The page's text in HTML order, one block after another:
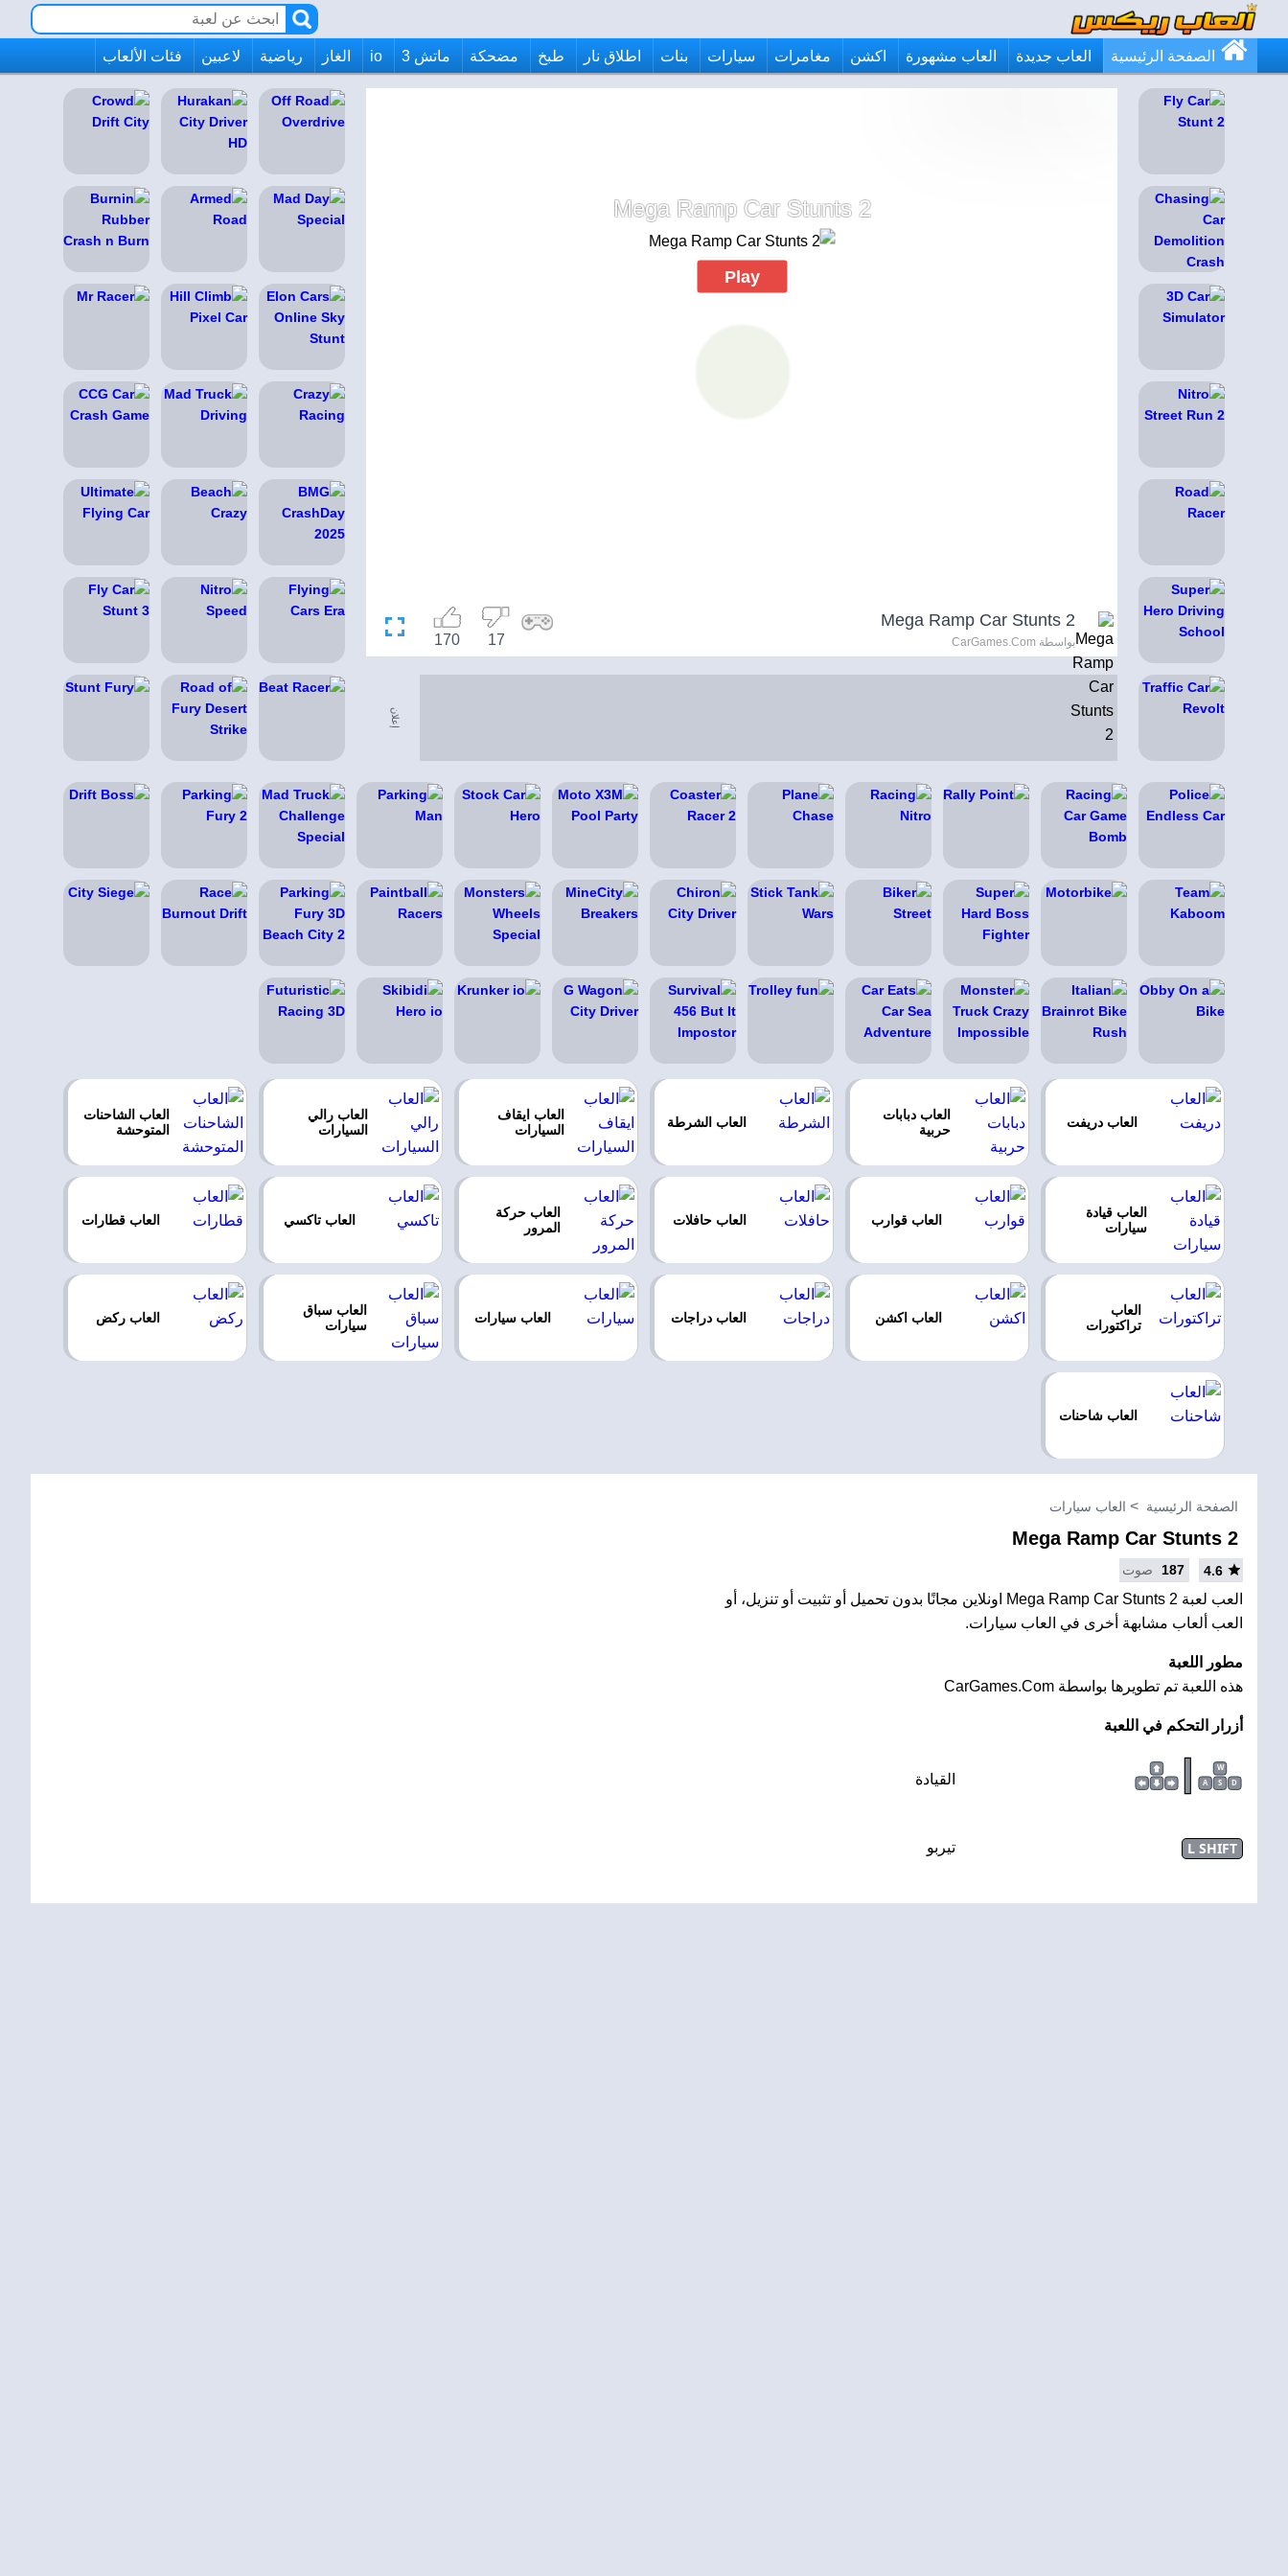
الصفحة الرئيسية العاب جديدة العاب مشهورة اكشن مغامرات سيارات بنات اطلاق نار طبخ مضحكة ماتش 3 io الغاز رياضية لاعبين فئات الألعاب
Mega Ramp Car Stunts 2
Play
Mega Ramp Car Stunts 2
بواسطة CarGames.Com 17
170
إعلان
العاب دريفت
العاب دبابات
حربية
العاب الشرطة
العاب ايقاف
السيارات
العاب رالي
السيارات
العاب الشاحنات
المتوحشة
العاب قيادة
سيارات
العاب قوارب العاب حافلات
العاب حركة
المرور
العاب تاكسي العاب قطارات
العاب
تراكتورات
العاب اكشن العاب دراجات العاب سيارات
العاب سباق
سيارات
العاب ركض
العاب شاحنات
الصفحة الرئيسية العاب سيارات
Mega Ramp Car Stunts 2
4.6
187 صوت
العب لعبة Mega Ramp Car Stunts 2 اونلاين مجانًا بدون تحميل أو تثبيت أو تنزيل، أو
العب ألعاب مشابهة أخرى في العاب سيارات.
مطور اللعبة
هذه اللعبة تم تطويرها بواسطة CarGames.Com
أزرار التحكم في اللعبة
W
A
S D
| القيادة
L SHIFT تيربو